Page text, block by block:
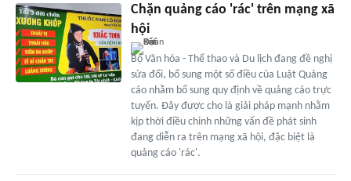
Chặn quảng cáo 'rác' trên mạng xã
hội
Bộ Văn hóa - Thể thao và Du lịch đang đề nghị
sửa đổi, bổ sung một số điều của Luật Quảng
cáo nhằm bổ sung quy định về quảng cáo trực
tuyến. Đây được cho là giải pháp mạnh nhằm
kịp thời điều chỉnh những vấn đề phát sinh
đang diễn ra trên mạng xã hội, đặc biệt là
quảng cáo 'rác'.